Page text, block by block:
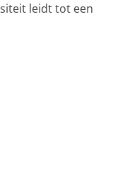
leidt tot een